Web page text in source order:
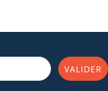
VALIDER